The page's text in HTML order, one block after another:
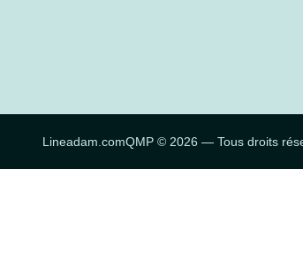
Lineadam.comQMP © 2026 — Tous droits